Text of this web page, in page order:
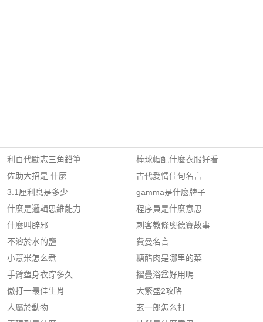
利百代勵志三角鉛筆
佐助大招是 什麼
3.1厘利息是多少
什麼是邏輯思維能力
什麼叫辟邪
不溶於水的鹽
小薏米怎么煮
手臂塑身衣穿多久
傲打一最佳生肖
人屬於動物
棒球帽配什麼衣服好看
古代愛情佳句名言
gamma是什麼牌子
程序員是什麼意思
刺客教條奧德賽故事
費曼名言
糖醋肉是哪里的菜
摺疊浴盆好用嗎
大繁盛2攻略
玄一郎怎么打